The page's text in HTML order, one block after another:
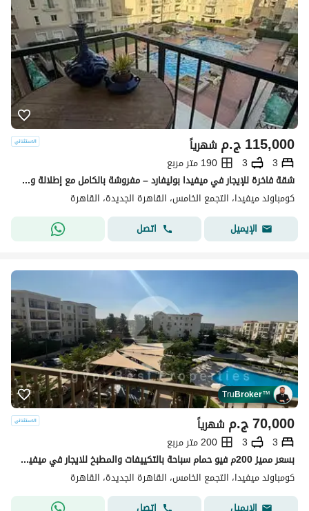
ج.م115,000 شهرياً
3
3
190 متر مربع
شقة فاخرة للإيجار في ميفيدا بوليفارد – مفروشة بالكامل مع إطلالة وخدمات مميزة
كومباوند ميفيدا، التجمع الخامس، القاهرة الجديدة، القاهرة
الإيميل
اتصل
TruBroker™
ج.م70,000 شهرياً
3
3
200 متر مربع
بسعر مميز 200م فيو حمام سباحة بالتكييفات والمطبخ للايجار في ميفيدا فيوز جولدن سكوير Mivida Avenues
كومباوند ميفيدا، التجمع الخامس، القاهرة الجديدة، القاهرة